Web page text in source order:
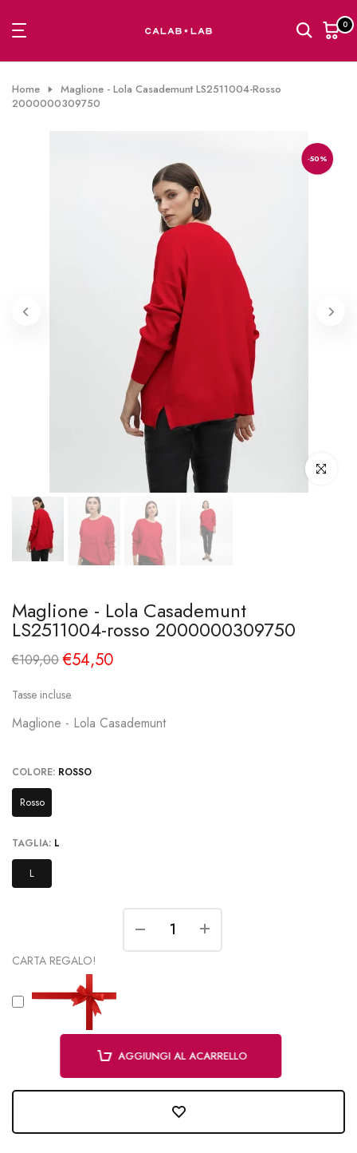
al
0
Home
Maglione - Lola Casademunt LS2511004-Rosso
2000000309750
-50%
Clicca per
Maglione - Lola Casademunt
LS2511004-rosso 2000000309750
€109,00 €54,50
Tasse incluse.
Maglione - Lola Casademunt
COLORE: ROSSO
Rosso
TAGLIA: L
L
CARTA REGALO!
AGGIUNGI AL ACARRELLO